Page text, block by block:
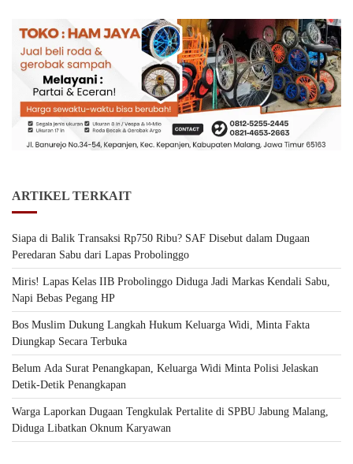
ARTIKEL TERKAIT
Siapa di Balik Transaksi Rp750 Ribu? SAF Disebut dalam Dugaan
Peredaran Sabu dari Lapas Probolinggo
Miris! Lapas Kelas IIB Probolinggo Diduga Jadi Markas Kendali Sabu,
Napi Bebas Pegang HP
Bos Muslim Dukung Langkah Hukum Keluarga Widi, Minta Fakta
Diungkap Secara Terbuka
Belum Ada Surat Penangkapan, Keluarga Widi Minta Polisi Jelaskan
Detik-Detik Penangkapan
Warga Laporkan Dugaan Tengkulak Pertalite di SPBU Jabung Malang,
Diduga Libatkan Oknum Karyawan